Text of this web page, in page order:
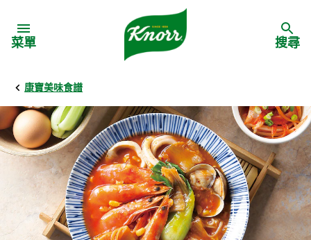
菜單 搜尋
康寶美味食譜